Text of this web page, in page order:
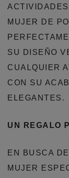
MUJER DE
SU DISEÑO
CUALQUIER
CON SU
ELEGANTES.
UN REGALO
EN BUSCA
MUJER